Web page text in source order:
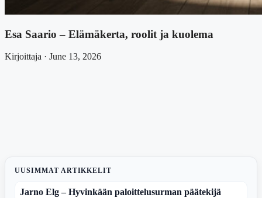
Esa Saario – Elämäkerta, roolit ja kuolema
Kirjoittaja · June 13, 2026
UUSIMMAT ARTIKKELIT
Jarno Elg – Hyvinkään paloittelusurman päätekijä